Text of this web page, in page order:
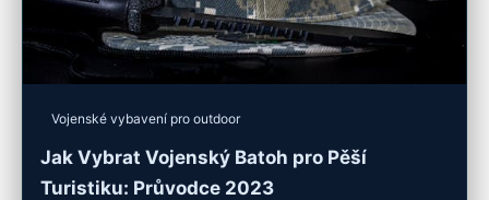
Vojenské vybavení pro outdoor
Jak Vybrat Vojenský Batoh pro Pěší
Turistiku: Průvodce 2023